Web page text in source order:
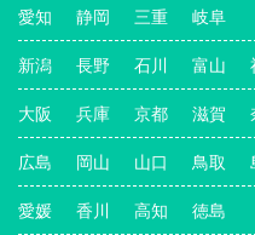
愛知 静岡 三重 岐阜
新潟 長野 石川 富山
大阪 兵庫 京都 滋賀
広島 岡山 山口 鳥取
愛媛 香川 高知 徳島